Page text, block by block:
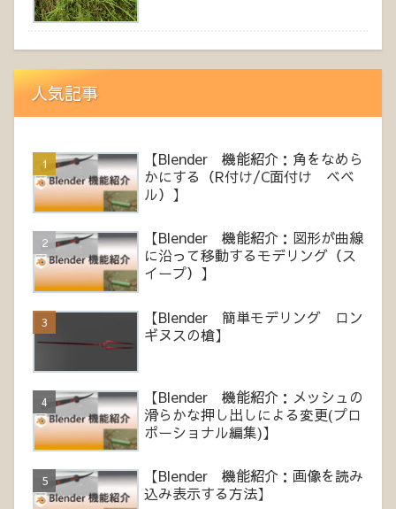
人気記事
【Blender 機能紹介：角をなめら
かにする（R付け/C面付け ベベ
ル）】
【Blender 機能紹介：図形が曲線
に沿って移動するモデリング（ス
イープ）】
【Blender 簡単モデリング ロン
ギヌスの槍】
【Blender 機能紹介：メッシュの
滑らかな押し出しによる変更(プロ
ポーショナル編集)】
【Blender 機能紹介：画像を読み
込み表示する方法】